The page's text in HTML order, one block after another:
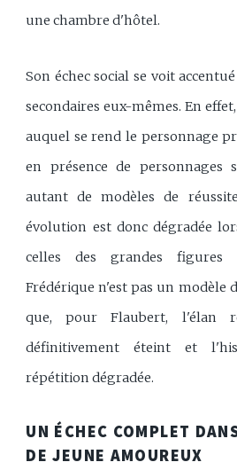
une chambre d'hôtel.
Son échec social se voit
secondaires eux-mêmes. En
auquel se rend le personnage
en présence de personnages
autant de modèles de
évolution est donc dégradée
celles des grandes figures
Frédérique n'est pas un modèle
que, pour Flaubert, l'élan
définitivement éteint et
répétition dégradée.
UN ÉCHEC COMPLET
DE JEUNE AMOUREUX